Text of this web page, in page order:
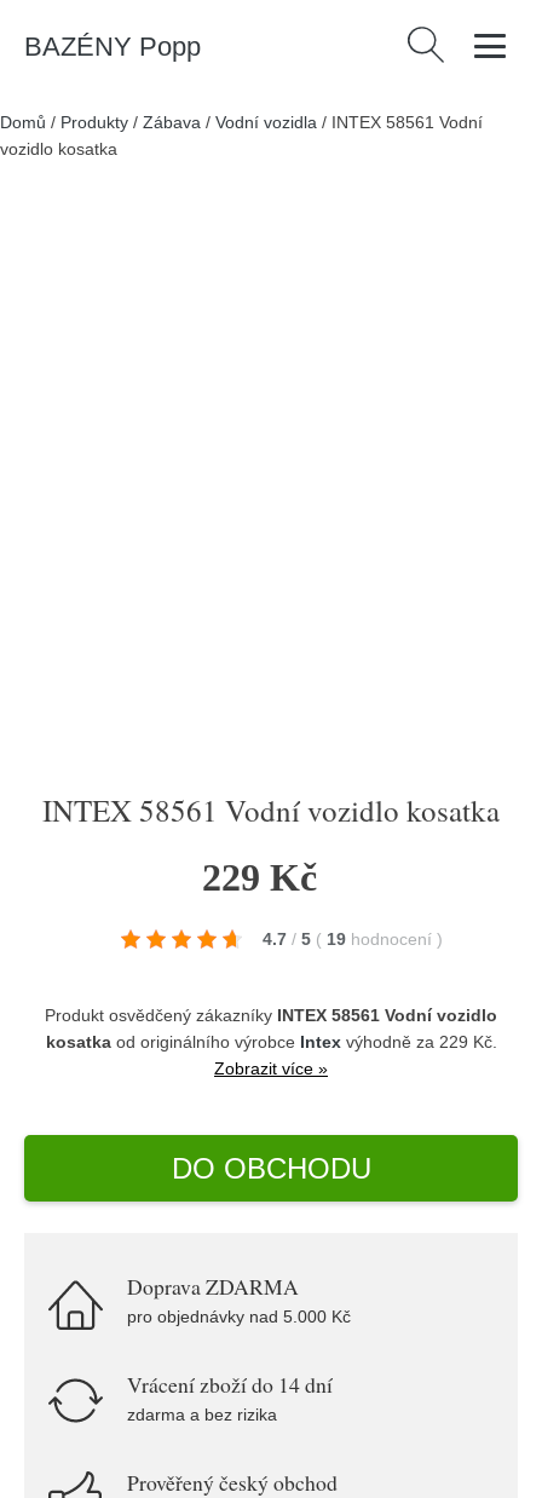
BAZÉNY Popp Vyhledávání
Domů / Produkty / Zábava / Vodní vozidla / INTEX 58561 Vodní
vozidlo kosatka
INTEX 58561 Vodní vozidlo kosatka
229 Kč
4.7 / 5 ( 19 hodnocení )
Produkt osvědčený zákazníky INTEX 58561 Vodní vozidlo
kosatkaod originálního výrobce Intexvýhodně za 229 Kč.
Zobrazit více »
DO OBCHODU
Doprava ZDARMA
pro objednávky nad 5.000 Kč
Vrácení zboží do 14 dní
zdarma a bez rizika
Prověřený český obchod